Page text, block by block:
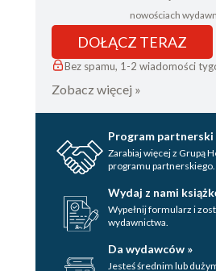
nowościach
DOŁĄCZ TERAZ
Bez spamu, 1-2 wiadomości
Zobacz więcej »
Program partnerski
Zarabiaj więcej z Grupą
programu partnerskiego.
Wydaj z nami
Wypełnij formularz i
wydawnictwa.
Da wydawców »
Jesteś średnim lub